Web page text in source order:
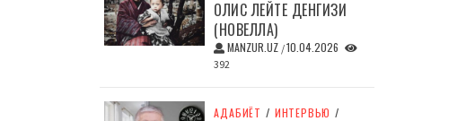
ОЛИС ЛЕЙТЕ ДЕНГИЗИ
(НОВЕЛЛА)
MANZUR.UZ /10.04.2026
392
АДАБИЁТ / ИНТЕРВЬЮ /